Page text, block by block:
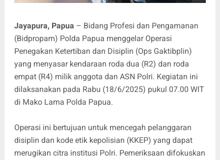
Jayapura, Papua – Bidang Profesi dan Pengamanan
(Bidpropam) Polda Papua menggelar Operasi
Penegakan Ketertiban dan Disiplin (Ops Gaktibplin)
yang menyasar kendaraan roda dua (R2) dan roda
empat (R4) milik anggota dan ASN Polri. Kegiatan ini
dilaksanakan pada Rabu (18/6/2025) pukul 07.00 WIT
di Mako Lama Polda Papua.
Operasi ini bertujuan untuk mencegah pelanggaran
disiplin dan kode etik kepolisian (KKEP) yang dapat
merugikan citra institusi Polri. Pemeriksaan difokuskan